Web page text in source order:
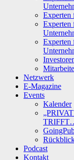
Experten
Experten
Experten
Netzwerk
E-Magazine
Events
Kalender
Podcast
Kontakt